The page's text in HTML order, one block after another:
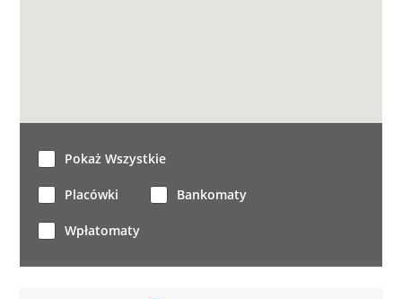
Pokaż Wszystkie
Placówki Bankomaty
Wpłatomaty